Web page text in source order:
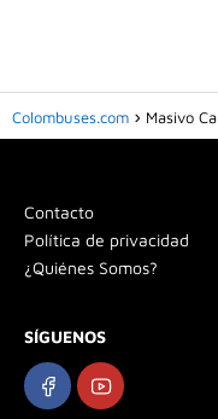
Colombuses.com Masivo
Contacto
Política de privacidad
¿Quiénes Somos?
SÍGUENOS